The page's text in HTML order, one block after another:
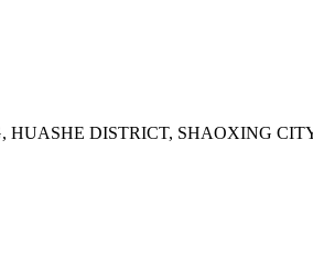
HUASHE DISTRICT, SHAOXING